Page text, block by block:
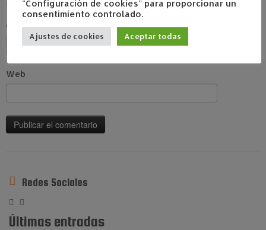
Correo electrónico*
Web
Redes Sociales
Últimas entradas
"Configuración de cookies" para proporcionar un
consentimiento controlado.
Ajustes de cookies Aceptar todas